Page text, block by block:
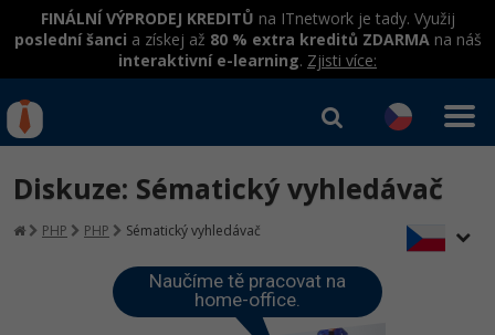
FINÁLNÍ VÝPRODEJ KREDITŮ na ITnetwork je tady. Využij
poslední šanci a získej až 80 % extra kreditů ZDARMAna náš
interaktivní e-learning. Zjisti více:
Rekvalifikace a kurzy
hrazené úřadem práce
Workshopy zdarma
Umělá inteligence v praxi
Junior programátor
Kurzy programování
Přihlásit se|Registrovat
Diskuze: Sématický vyhledávač
PHP PHP Sématický vyhledávač
Naučíme tě pracovat na
home-office.